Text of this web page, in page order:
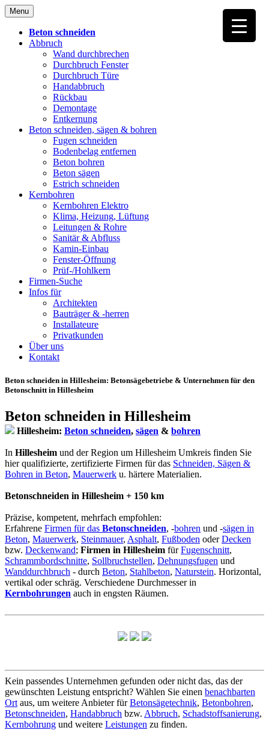
Skip
to
content
Menu
Beton schneiden
Abbruch
Wand durchbrechen
Durchbruch Fenster
Durchbruch Türe
Handabbruch
Rückbau
Demontage
Entkernung
Beton schneiden, sägen & bohren
Fugen schneiden
Bodenbelag entfernen
Beton bohren
Beton sägen
Estrich schneiden
Kernbohren
Kernbohren Elektro
Klima, Heizung, Lüftung
Leitungen & Rohre
Sanitär & Abfluss
Kamin-Einbau
Fenster-Öffnung
Prüf-/Hohlkern
Firmen-Suche
Infos für
Architekten
Bauträger & -herren
Installateure
Privatkunden
Über uns
Kontakt
Beton schneiden in Hillesheim: Betonsägebetriebe & Unternehmen für den
Betonschnitt in Hillesheim
Beton schneiden in Hillesheim
Hillesheim: Beton schneiden, sägen & bohren
In Hillesheim und der Region um Hillesheim Umkreis finden Sie
hier qualifizierte, zertifizierte Firmen für das Schneiden, Sägen &
Bohren in Beton, Mauerwerk u. härtere Materialien.
Betonschneiden in Hillesheim + 150 km
Präzise, kompetent, mehrfach empfohlen:
Erfahrene Firmen für das Betonschneiden, -bohren und -sägen in
Beton, Mauerwerk, Steinmauer, Asphalt, Fußboden oderDecken
bzw. Deckenwand; Firmen in Hillesheim fürFugenschnitt,
Schrammbordschnitte, Sollbruchstellen, Dehnungsfugen und
Wanddurchbruch - durch Beton, Stahlbeton, Naturstein. Horizontal,
vertikal oder schräg. Verschiedene Durchmesser in
Kernbohrungen auch in engsten Räumen.
Kein passendes Unternehmen gefunden oder nicht das, das der
gewünschten Leistung entspricht? Wählen Sie einen benachbarten
Ort aus, um weitere Anbieter fürBetonsägetechnik, Betonbohren,
Betonschneiden, Handabbruch bzw. Abbruch, Schadstoffsanierung,
Kernbohrung und weitere Leistungen zu finden.